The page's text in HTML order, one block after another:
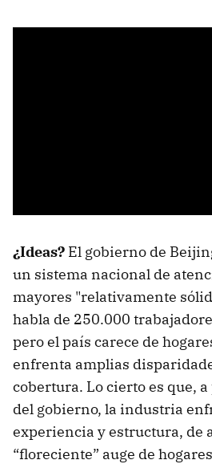
¿Ideas? El gobierno de
un sistema nacional de
mayores "relativamente
habla de 250.000
pero el país carece de
enfrenta amplias
cobertura. Lo cierto es que,
del gobierno, la industria
experiencia y estructura, de
“floreciente” auge de